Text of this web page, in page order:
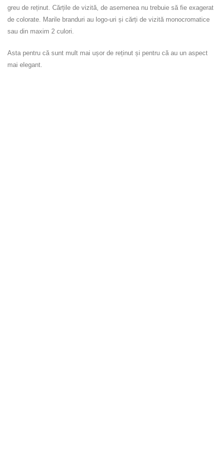
greu de reținut. Cărțile de vizită, de asemenea nu trebuie să fie exagerat
de colorate. Marile branduri au logo-uri și cărți de vizită monocromatice
sau din maxim 2 culori.
Asta pentru că sunt mult mai ușor de reținut și pentru că au un aspect
mai elegant.